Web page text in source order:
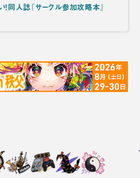
同人誌『サークル参加攻略本』